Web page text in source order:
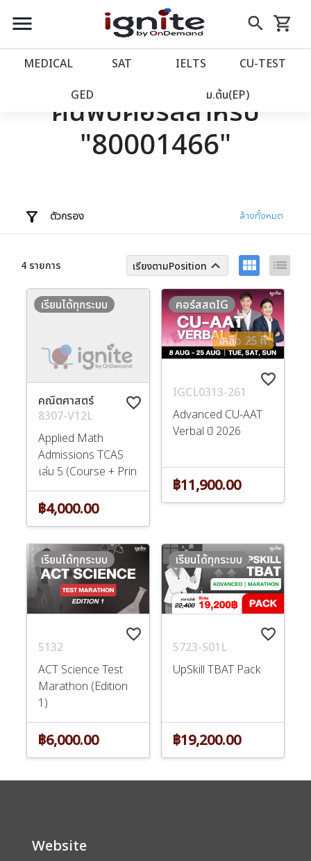
close
account_balance หน้าแรก
เว็บไซต์อิกไนท์
โปรโมชั่น
account_circle เข้าสู่ระบบ
menu search
Skip
to
shopping_cart
รถเข็น
MEDICAL SAT IELTS CU‑TEST
GED ม.ต้น(EP)
ค้นพบคอร์สสำหรับ
"80001466"
ตัวกรอง ล้างทั้งหมด
4 รายการ เรียงตามPosition keyboard_arrow_up view_module list
favorite_border
คณิตศาสตร์
8307-V12L
Applied Math
Admissions TCAS
เล่ม 5 (Course + Prin
เรียนได้ทุกระบบ
฿4,000.00
favorite_border
IGCL0313-261
Advanced CU-AAT
Verbal ปี 2026
เหลือ 25 ที่
คอร์สสดIG
฿11,900.00
favorite_border
5132
ACT Science Test
Marathon (Edition
1)
เรียนได้ทุกระบบ
฿6,000.00
favorite_border
5723-S01L
UpSkill TBAT Pack
เรียนได้ทุกระบบ
฿19,200.00
Website